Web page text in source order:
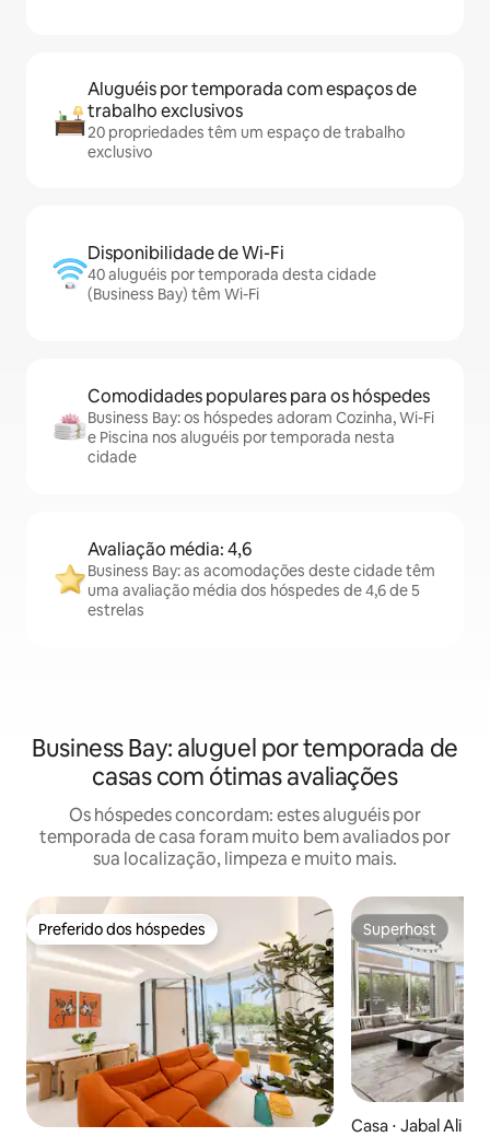
Aluguéis por temporada com espaços de
trabalho exclusivos
20 propriedades têm um espaço de trabalho
exclusivo
Disponibilidade de Wi-Fi
40 aluguéis por temporada desta cidade
(Business Bay) têm Wi-Fi
Comodidades populares para os hóspedes
Business Bay: os hóspedes adoram Cozinha, Wi-Fi
e Piscina nos aluguéis por temporada nesta
cidade
Avaliação média: 4,6
Business Bay: as acomodações deste cidade têm
uma avaliação média dos hóspedes de 4,6 de 5
estrelas
Business Bay: aluguel por temporada de
casas com ótimas avaliações
Os hóspedes concordam: estes aluguéis por
temporada de casa foram muito bem avaliados por
sua localização, limpeza e muito mais.
Preferido dos hóspedes
Preferido dos hóspedes Superhost
Superhost
Casa ⋅ Jabal Ali